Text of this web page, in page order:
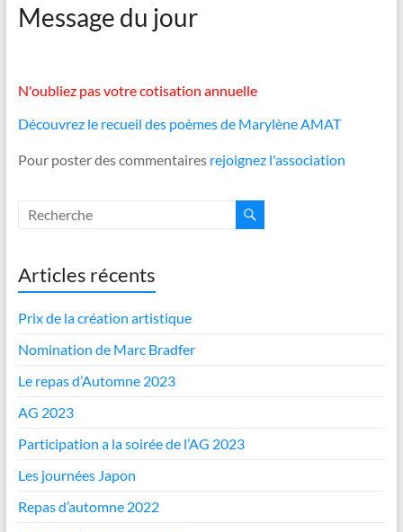
Message du jour
N'oubliez pas votre cotisation annuelle
Découvrez le recueil des poèmes de Marylène AMAT
Pour poster des commentaires rejoignez l'association
Articles récents
Prix de la création artistique
Nomination de Marc Bradfer
Le repas d’Automne 2023
AG 2023
Participation a la soirée de l’AG 2023
Les journées Japon
Repas d’automne 2022